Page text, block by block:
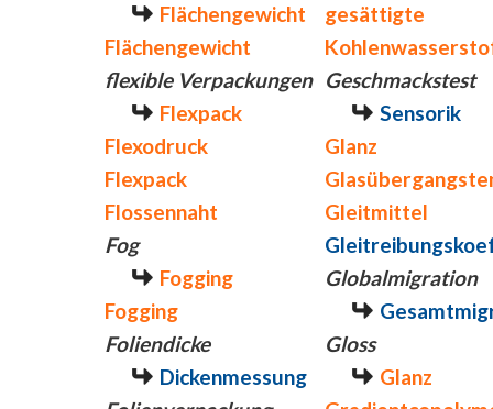
Flächengewicht
Flächengewicht
flexible Verpackungen
Flexpack
Flexodruck
Flexpack
Flossennaht
Fog
Fogging
Fogging
Foliendicke
Dickenmessung
gesättigte
Geschmackstest
Sensorik
Glanz
Gleitmittel
Globalmigration
Gloss
Glanz